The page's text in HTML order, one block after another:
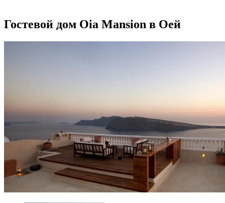
Гостевой дом Oia Mansion в Оей